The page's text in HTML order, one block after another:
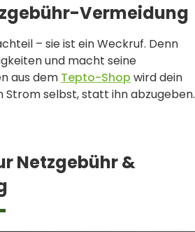
Vermeidung
– sie ist ein Weckruf. Denn
und macht seine
aus dem Tepto-Shop wird dein
Strom selbst, statt ihn abzugeben.
Netzgebühr &